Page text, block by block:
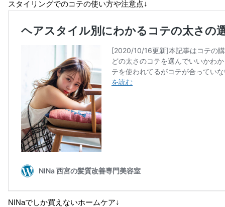
スタイリングでのコテの使い方や注意点↓
NINaでしか買えないホームケア↓